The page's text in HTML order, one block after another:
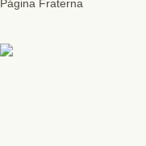
Página Fraterna